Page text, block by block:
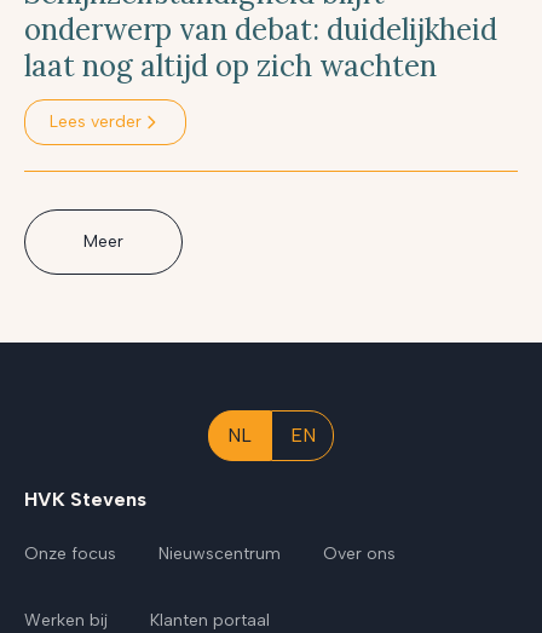
onderwerp van debat: duidelijkheid
laat nog altijd op zich wachten
Lees verder
Meer
NL EN
HVK Stevens
Onze focus Nieuwscentrum Over ons
Werken bij Klanten portaal